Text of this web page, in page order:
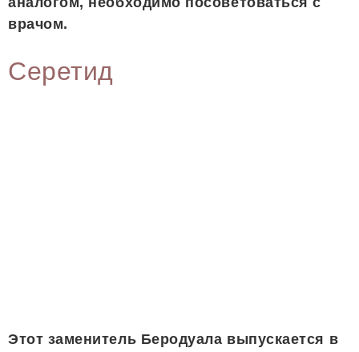
врачом.
Серетид
Этот заменитель Беродуала выпускается в